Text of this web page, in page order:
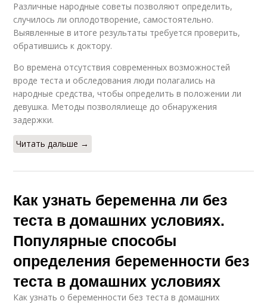
Различные народные советы позволяют определить,
случилось ли оплодотворение, самостоятельно.
Выявленные в итоге результаты требуется проверить,
обратившись к доктору.
Во времена отсутствия современных возможностей
вроде теста и обследования люди полагались на
народные средства, чтобы определить в положении ли
девушка. Методы позволялиеще до обнаружения
задержки.
Читать дальше →
Как узнать беременна ли без
теста в домашних условиях.
Популярные способы
определения беременности без
теста в домашних условиях
Как узнать о беременности без теста в домашних